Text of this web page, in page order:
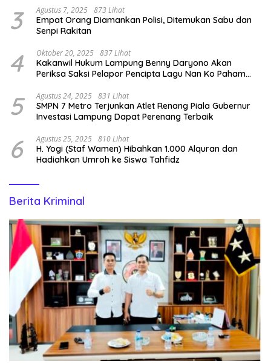
3 Agustus 7, 2025 873 Lihat
Empat Orang Diamankan Polisi, Ditemukan Sabu dan
Senpi Rakitan
4 Oktober 20, 2025 837 Lihat
Kakanwil Hukum Lampung Benny Daryono Akan
Periksa Saksi Pelapor Pencipta Lagu Nan Ko Paham
5 Agustus 24, 2025 831 Lihat
SMPN 7 Metro Terjunkan Atlet Renang Piala Gubernur
Investasi Lampung Dapat Perenang Terbaik
6 Agustus 25, 2025 810 Lihat
H. Yogi (Staf Wamen) Hibahkan 1.000 Alquran dan
Hadiahkan Umroh ke Siswa Tahfidz
Berita Kriminal